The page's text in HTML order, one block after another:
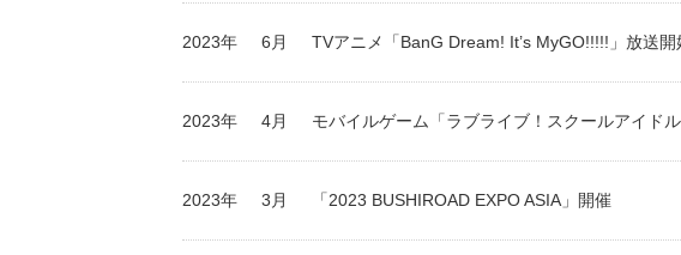
2023年 6月 TVアニメ「BanG Dream! It’s MyGO!!!!!」放送開
2023年 4月 モバイルゲーム「ラブライブ！スクールアイド
2023年 3月 「2023 BUSHIROAD EXPO ASIA」開催